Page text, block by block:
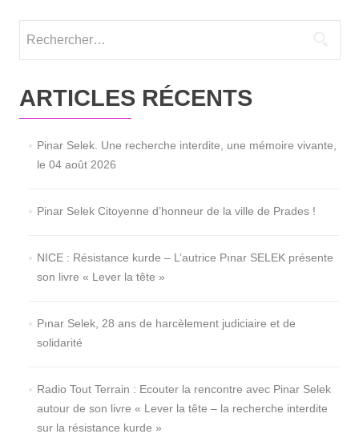
ARTICLES RÉCENTS
Pinar Selek. Une recherche interdite, une mémoire vivante,
le 04 août 2026
Pinar Selek Citoyenne d’honneur de la ville de Prades !
NICE : Résistance kurde – L’autrice Pınar SELEK présente
son livre « Lever la tête »
Pınar Selek, 28 ans de harcèlement judiciaire et de
solidarité
Radio Tout Terrain : Ecouter la rencontre avec Pinar Selek
autour de son livre « Lever la tête – la recherche interdite
sur la résistance kurde »